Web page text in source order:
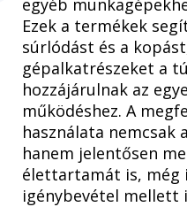
Ezek a termékek
súrlódást és a
gépalkatrészeket a
hozzájárulnak az
működéshez. A
használata nemcsak
hanem jelentősen
élettartamát is, még
igénybevétel mellett